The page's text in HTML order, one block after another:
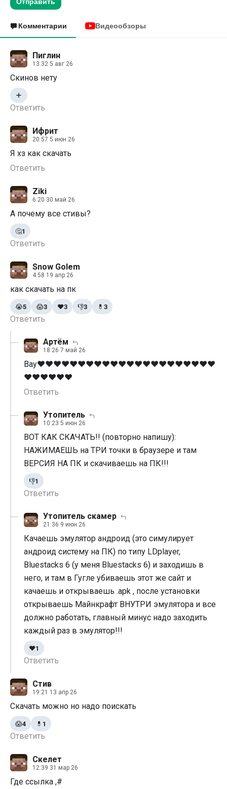
Отправить
Комментарии Видеообзоры
Пиглин
13:32 5 авг 26
Скинов нету
Ответить
Ифрит
20:57 5 июн 26
Я хз как скачать
Ответить
Ziki
6:20 30 май 26
А почему все стивы?
Ответить
🤔1
Snow Golem
4:58 19 апр 26
как скачать на пк
Ответить
😭5 😱3 ❤️3 👎3 💊 3
Артём
18:26 7 май 26
Вау❤️❤️❤️❤️❤️❤️❤️❤️❤️❤️❤️❤️❤️❤️❤️❤️❤️❤️❤️❤️❤️❤️
❤️❤️❤️❤️❤️❤️
Ответить
Утопитель
10:23 5 июн 26
ВОТ КАК СКАЧАТЬ!! (повторно напишу):
НАЖИМАЕШЬ на ТРИ точки в браузере и там
ВЕРСИЯ НА ПК и скачиваешь на ПК!!!
Ответить
👎1
Утопитель скамер
21:36 9 июн 26
Качаешь эмулятор андроид (это симулирует
андроид систему на ПК) по типу LDplayer,
Bluestacks 6 (у меня Bluestacks 6) и заходишь в
него, и там в Гугле убиваешь этот же сайт и
качаешь и открываешь .apk , после установки
открываешь Майнкрафт ВНУТРИ эмулятора и все
должно работать, главный минус надо заходить
каждый раз в эмулятор!!!
Ответить
❤️1
Стив
19:21 13 апр 26
Скачать можно но надо поискать
Ответить
😱4 💊 1
Скелет
12:39 31 мар 26
Где ссылка ,#